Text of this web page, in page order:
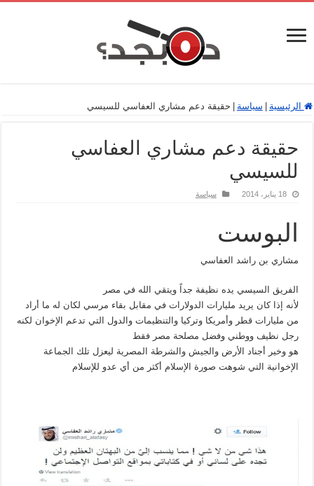
الرئيسية سياسة حقيقة دعم مشاري العفاسي للسيسي
حقيقة دعم مشاري العفاسي
للسيسي
18 يناير، 2014 سياسة
البوست
مشاري بن راشد العفاسي
الفريق السيسي يده نظيفة جداً ويتقي الله في مصر
لأنه إذا كان يريد مليارات الدولارات في مقابل بقاء مرسي لكان له ما أراد
من مليارات قطر وأمريكا وتركيا والتنظيمات والدول التي تدعم الإخوان لكنه
رجل نظيف ووطني وفضل مصلحة مصر فقط
هو وخير أجناد الأرض والجيش والشرطة المصرية ليعزل تلك الجماعة
الإخوانية التي شوهت صورة الإسلام أكثر من أي عدو للإسلام